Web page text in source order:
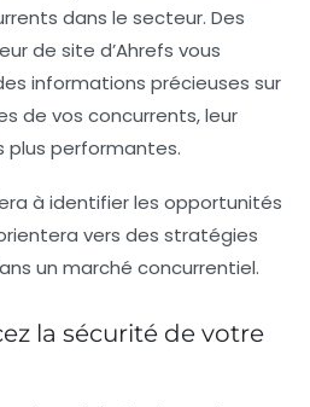
dans le secteur. Des
de site d’Ahrefs vous
informations précieuses sur
de vos concurrents, leur
plus performantes.
à identifier les opportunités
vers des stratégies
un marché concurrentiel.
la sécurité de votre